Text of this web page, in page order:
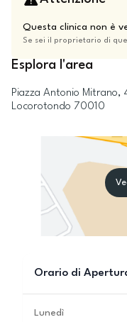
Questa clinica non è
Se sei il proprietario di
Esplora l'area
Piazza Antonio Mitrano,
Locorotondo 70010
Orario di
Lunedì